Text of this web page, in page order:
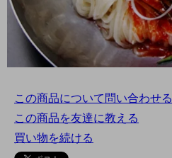
この商品について問い合わせる
この商品を友達に教える
買い物を続ける